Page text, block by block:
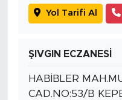
Yol Tarifi Al
ŞIVGIN ECZANESİ
HABİBLER
CAD.NO:53/B